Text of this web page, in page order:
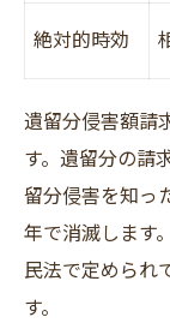
実際
相続財産
5000
相続
絶対的時効
遺留分侵害額請
す。遺留分の請
留分侵害を知っ
年で消滅します
民法で定められ
す。